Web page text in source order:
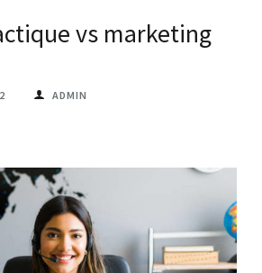
vs marketing
ADMIN